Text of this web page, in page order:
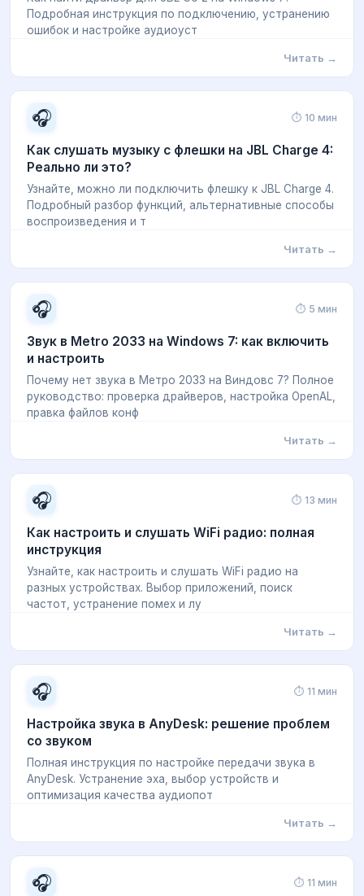
Подробная инструкция по подключению, устранению
ошибок и настройке аудиоуст
Читать →
🎧 ⏱ 10 мин
Как слушать музыку с флешки на JBL Charge 4:
Реально ли это?
Узнайте, можно ли подключить флешку к JBL Charge 4.
Подробный разбор функций, альтернативные способы
воспроизведения и т
Читать →
🎧 ⏱ 5 мин
Звук в Metro 2033 на Windows 7: как включить
и настроить
Почему нет звука в Метро 2033 на Виндовс 7? Полное
руководство: проверка драйверов, настройка OpenAL,
правка файлов конф
Читать →
🎧 ⏱ 13 мин
Как настроить и слушать WiFi радио: полная
инструкция
Узнайте, как настроить и слушать WiFi радио на
разных устройствах. Выбор приложений, поиск
частот, устранение помех и лу
Читать →
🎧 ⏱ 11 мин
Настройка звука в AnyDesk: решение проблем
со звуком
Полная инструкция по настройке передачи звука в
AnyDesk. Устранение эха, выбор устройств и
оптимизация качества аудиопот
Читать →
🎧 ⏱ 11 мин